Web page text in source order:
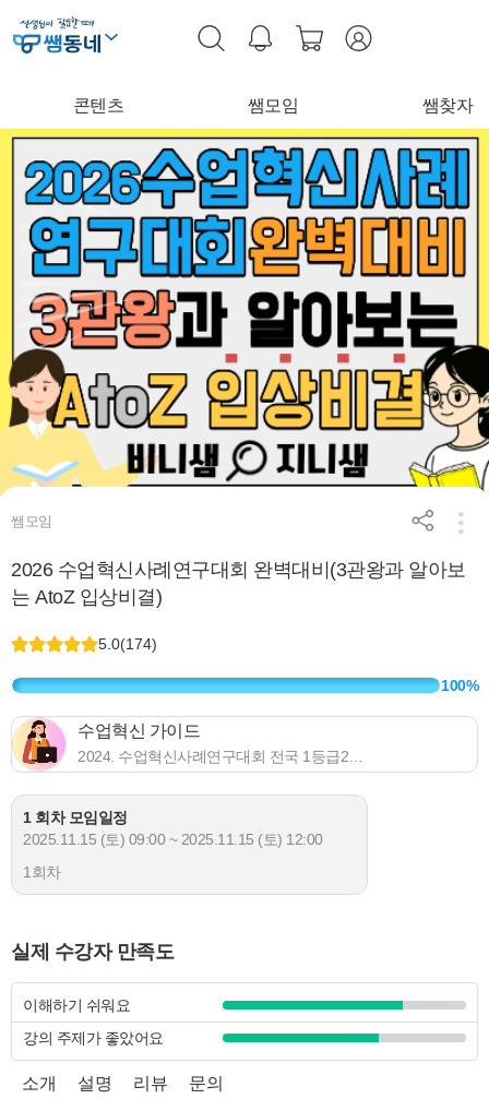
콘텐츠 쌤모임 쌤찾자
쌤모임
2026 수업혁신사례연구대회 완벽대비(3관왕과 알아보
는 AtoZ 입상비결)
5.0(174)
100%
수업혁신 가이드
2024. 수업혁신사례연구대회 전국 1등급2021. 수업혁신사례연구대회 도 2등급
1 회차 모임일정
2025.11.15 (토) 09:00 ~ 2025.11.15 (토) 12:00
1회차
실제 수강자 만족도
이해하기 쉬워요
강의 주제가 좋았어요
소개 설명 리뷰 문의